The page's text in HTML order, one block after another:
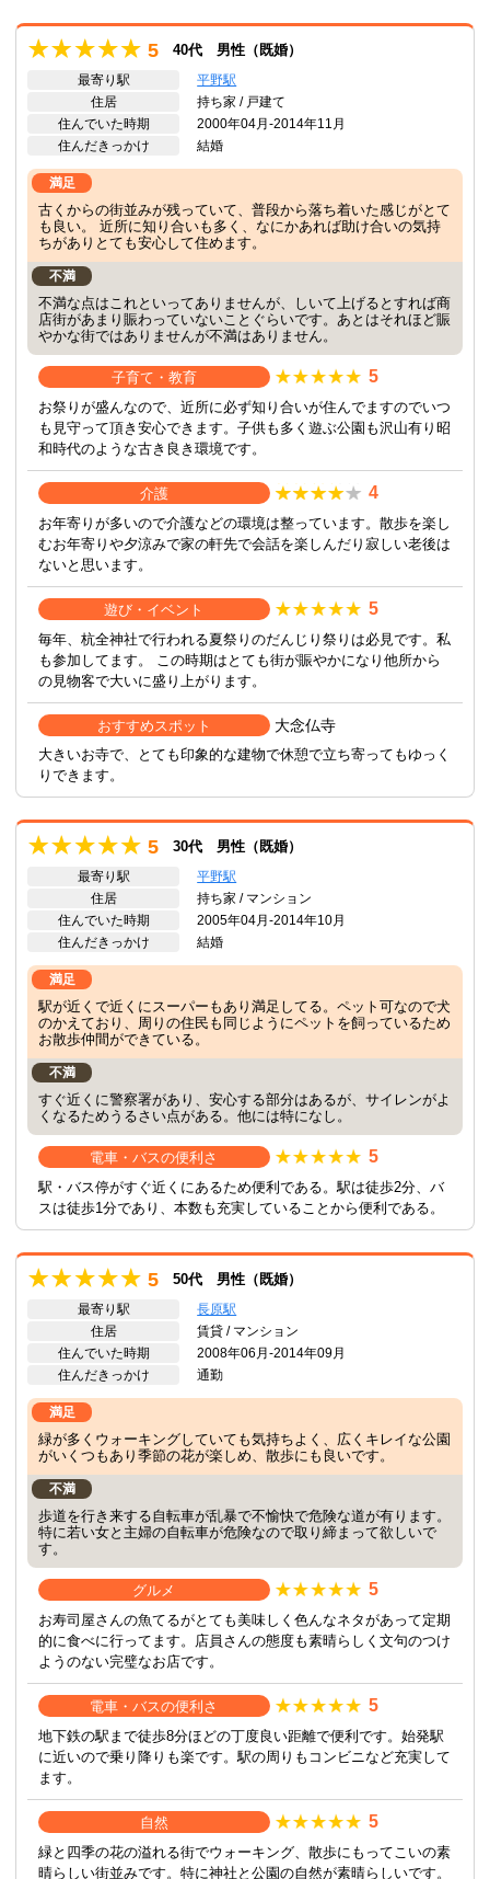
5 40代 男性（既婚）
最寄り駅
平野駅
住居
持ち家 / 戸建て
住んでいた時期
2000年04月-2014年11月
住んだきっかけ
結婚
満足
古くからの街並みが残っていて、普段から落ち着いた感じがとて
も良い。 近所に知り合いも多く、なにかあれば助け合いの気持
ちがありとても安心して住めます。
不満
不満な点はこれといってありませんが、しいて上げるとすれば商
店街があまり賑わっていないことぐらいです。あとはそれほど賑
やかな街ではありませんが不満はありません。
子育て・教育 5
お祭りが盛んなので、近所に必ず知り合いが住んでますのでいつ
も見守って頂き安心できます。子供も多く遊ぶ公園も沢山有り昭
和時代のような古き良き環境です。
介護 4
お年寄りが多いので介護などの環境は整っています。散歩を楽し
むお年寄りや夕涼みで家の軒先で会話を楽しんだり寂しい老後は
ないと思います。
遊び・イベント 5
毎年、杭全神社で行われる夏祭りのだんじり祭りは必見です。私
も参加してます。 この時期はとても街が賑やかになり他所から
の見物客で大いに盛り上がります。
おすすめスポット 大念仏寺
大きいお寺で、とても印象的な建物で休憩で立ち寄ってもゆっく
りできます。
5 30代 男性（既婚）
最寄り駅
平野駅
住居
持ち家 / マンション
住んでいた時期
2005年04月-2014年10月
住んだきっかけ
結婚
満足
駅が近くで近くにスーパーもあり満足してる。ペット可なので犬
のかえており、周りの住民も同じようにペットを飼っているため
お散歩仲間ができている。
不満
すぐ近くに警察署があり、安心する部分はあるが、サイレンがよ
くなるためうるさい点がある。他には特になし。
電車・バスの便利さ 5
駅・バス停がすぐ近くにあるため便利である。駅は徒歩2分、バ
スは徒歩1分であり、本数も充実していることから便利である。
5 50代 男性（既婚）
最寄り駅
長原駅
住居
賃貸 / マンション
住んでいた時期
2008年06月-2014年09月
住んだきっかけ
通勤
満足
緑が多くウォーキングしていても気持ちよく、広くキレイな公園
がいくつもあり季節の花が楽しめ、散歩にも良いです。
不満
歩道を行き来する自転車が乱暴で不愉快で危険な道が有ります。
特に若い女と主婦の自転車が危険なので取り締まって欲しいで
す。
グルメ 5
お寿司屋さんの魚てるがとても美味しく色んなネタがあって定期
的に食べに行ってます。店員さんの態度も素晴らしく文句のつけ
ようのない完璧なお店です。
電車・バスの便利さ 5
地下鉄の駅まで徒歩8分ほどの丁度良い距離で便利です。始発駅
に近いので乗り降りも楽です。駅の周りもコンビニなど充実して
ます。
自然 5
緑と四季の花の溢れる街でウォーキング、散歩にもってこいの素
晴らしい街並みです。特に神社と公園の自然が素晴らしいです。